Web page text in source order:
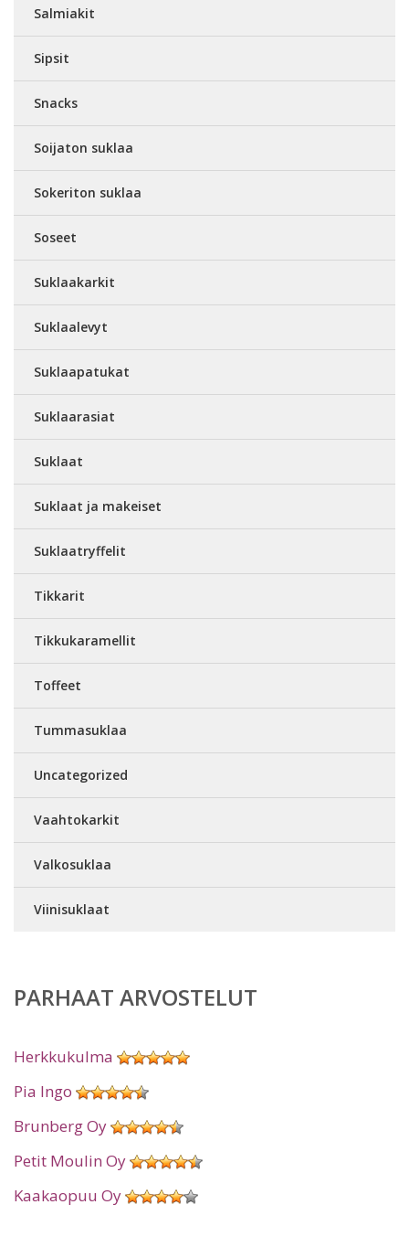
Salmiakit
Sipsit
Snacks
Soijaton suklaa
Sokeriton suklaa
Soseet
Suklaakarkit
Suklaalevyt
Suklaapatukat
Suklaarasiat
Suklaat
Suklaat ja makeiset
Suklaatryffelit
Tikkarit
Tikkukaramellit
Toffeet
Tummasuklaa
Uncategorized
Vaahtokarkit
Valkosuklaa
Viinisuklaat
PARHAAT ARVOSTELUT
Herkkukulma
Pia Ingo
Brunberg Oy
Petit Moulin Oy
Kaakaopuu Oy